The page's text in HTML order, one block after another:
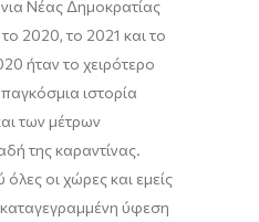
Νέας Δημοκρατίας
2020, το 2021 και το
ήταν το χειρότερο
ιστορία
των μέτρων
της καραντίνας.
οι χώρες και εμείς
καταγεγραμμένη ύφεση